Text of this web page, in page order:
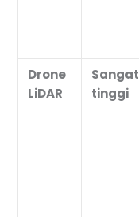
Drone
LiDAR
Sangat
tinggi